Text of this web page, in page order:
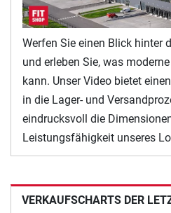
Werfen Sie einen Blick hinter
und erleben Sie, was
kann. Unser Video bietet
in die Lager- und
eindrucksvoll die
Leistungsfähigkeit unseres
VERKAUFSCHARTS DER